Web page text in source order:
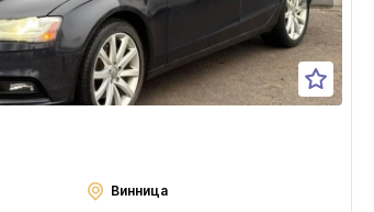
Винница